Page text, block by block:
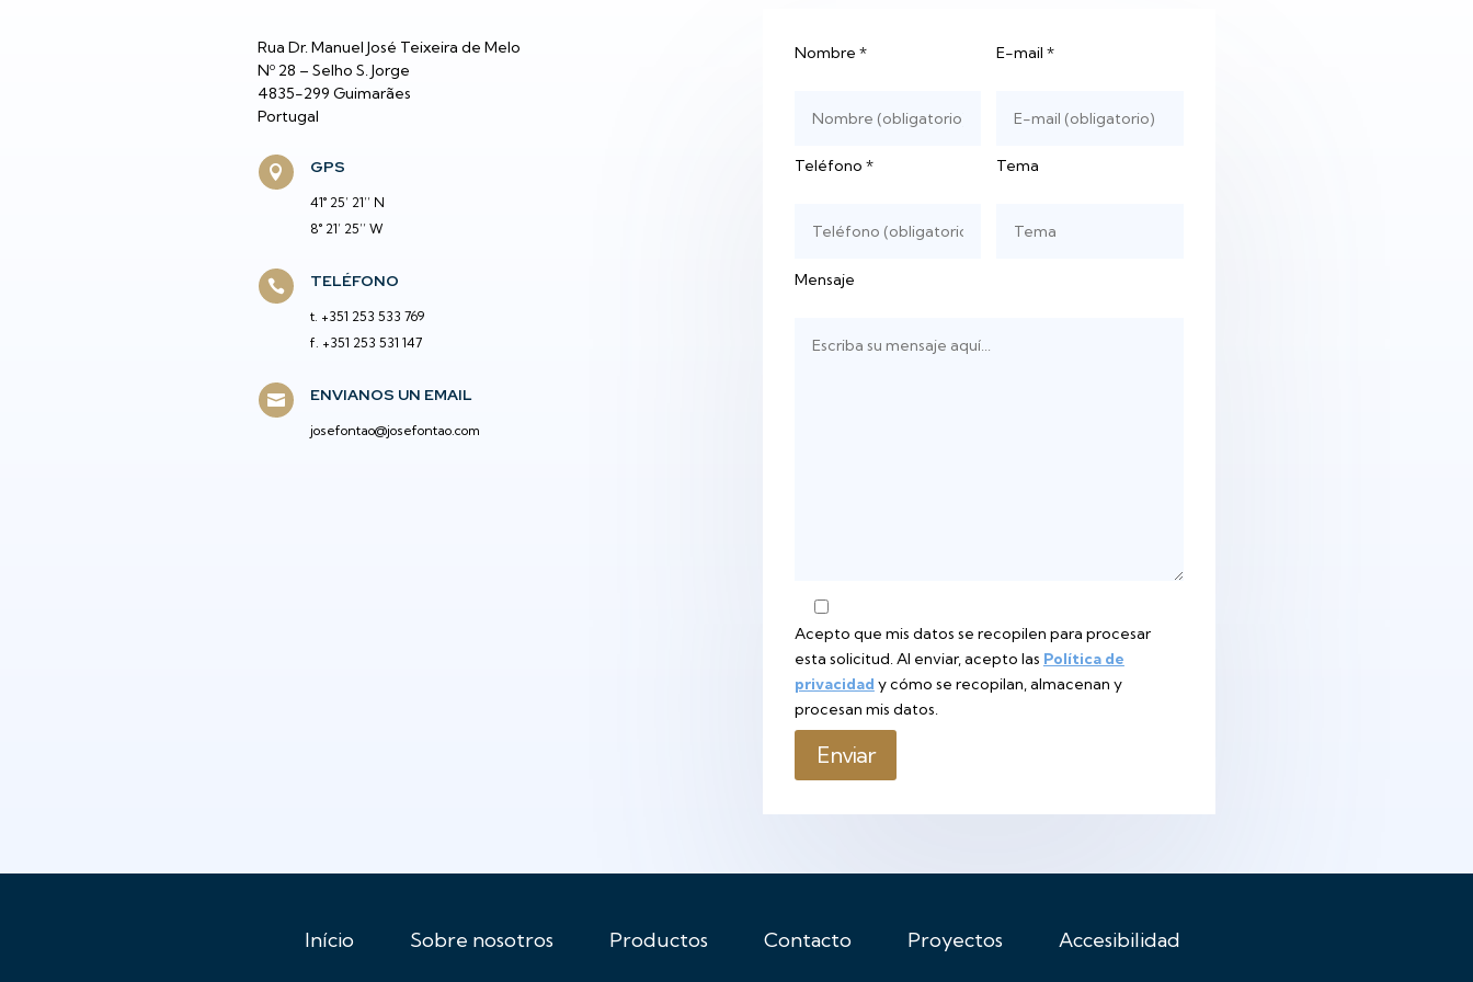
Rua Dr. Manuel José Teixeira de Melo
Nº 28 – Selho S. Jorge
4835-299 Guimarães
Portugal
 GPS
41° 25’ 21’’ N
8° 21’ 25’’ W
 TELÉFONO
t. +351 253 533 769
f. +351 253 531 147
 ENVIANOS UN EMAIL
josefontao@josefontao.com
Nombre * E-mail*
Teléfono * Tema
Mensaje
Acepto que mis datos se recopilen para procesar
esta solicitud. Al enviar, acepto las Política de
privacidad y cómo se recopilan, almacenan y
procesan mis datos.
Enviar
Início Sobre nosotros Productos Contacto Proyectos Accesibilidad